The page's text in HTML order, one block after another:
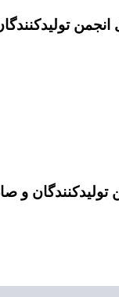
انجمن
تولیدکنندگان و